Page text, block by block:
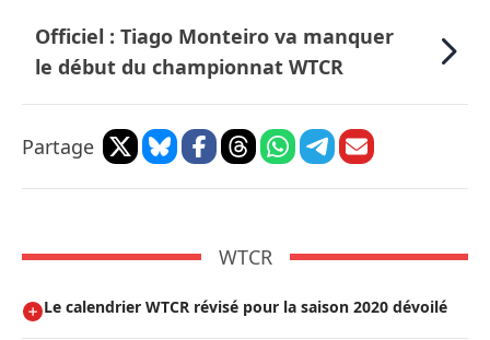
Officiel : Tiago Monteiro va manquer
le début du championnat WTCR
Partage
WTCR
Le calendrier WTCR révisé pour la saison 2020 dévoilé